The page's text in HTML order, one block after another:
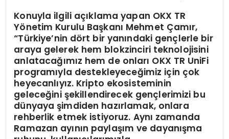
Konuyla ilgili açıklama yapan OKX TR
Yönetim Kurulu Başkanı Mehmet Çamır,
“Türkiye’nin dört bir yanındaki gençlerle bir
araya gelerek hem blokzinciri teknolojisini
anlatacağımız hem de onları OKX TR UniFi
programıyla destekleyeceğimiz için çok
heyecanlıyız. Kripto ekosisteminin
geleceğini şekillendirecek gençlerimizi bu
dünyaya şimdiden hazırlamak, onlara
rehberlik etmek istiyoruz. Aynı zamanda
Ramazan ayının paylaşım ve dayanışma